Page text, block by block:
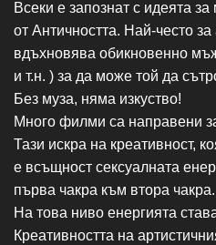
Всеки е запознат с идеята
от Античността. Най-често
вдъхновява обикновенно
и т.н. ) за да може той да
Без муза, няма изкуство!
Много филми са направени
Тази искра на креативност,
е всъщност сексуалната
първа чакра към втора чакра.
На това ниво енергията
Креативността на